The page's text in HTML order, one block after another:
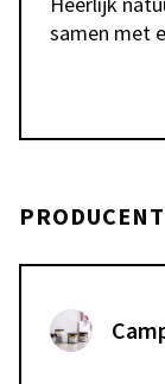
samen met
PRODUCENT